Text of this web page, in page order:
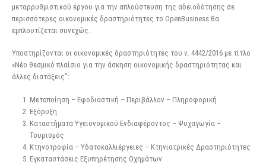
μεταρρυθμιστικού έργου για την απλούστευση της αδειοδότησης σε
περισσότερες οικονομικές δραστηριότητες το OpenBusiness θα
εμπλουτίζεται συνεχώς.
Υποστηρίζονται οι οικονομικές δραστηριότητες του ν. 4442/2016 με τίτλο
«Νέο θεσμικό πλαίσιο για την άσκηση οικονομικής δραστηριότητας και
άλλες διατάξεις”:
Μεταποίηση – Εφοδιαστική – Περιβάλλον – Πληροφορική
Εξόρυξη
Καταστήματα Υγειονομικού Ενδιαφέροντος – Ψυχαγωγία –
Τουρισμός
Κτηνοτροφία – Υδατοκαλλιέργειες – Κτηνιατρικές Δραστηριότητες
Εγκαταστάσεις Εξυπηρέτησης Οχημάτων